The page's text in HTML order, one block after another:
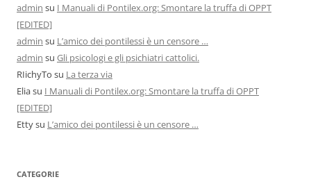
admin su I Manuali di Pontilex.org: Smontare la truffa di OPPT
[EDITED]
admin su L’amico dei pontilessi è un censore …
admin su Gli psicologi e gli psichiatri cattolici.
RIichyTo su La terza via
Eliasu I Manuali di Pontilex.org: Smontare la truffa di OPPT
[EDITED]
Ettysu L’amico dei pontilessi è un censore …
CATEGORIE